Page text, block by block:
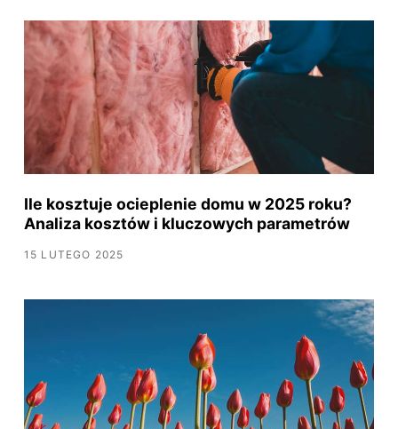
Ile kosztuje ocieplenie domu w 2025 roku?
Analiza kosztów i kluczowych parametrów
15 LUTEGO 2025